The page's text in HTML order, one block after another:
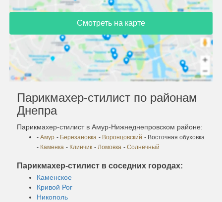
Смотреть на карте
Парикмахер-стилист по районам
Днепра
Парикмахер-стилист в Амур-Нижнеднепровском районе:
- Амур - Березановка - Воронцовский - Восточная обуховка
- Каменка - Клинчик - Ломовка - Солнечный
Парикмахер-стилист в соседних городах:
Каменское
Кривой Рог
Никополь